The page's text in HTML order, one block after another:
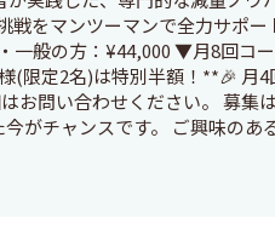
戦をマンツーマンで全力サポ
一般の方：¥44,000 ▼月8回コ
(限定2名)は特別半額！**🎉 月4
お問い合わせください。 募集
がチャンスです。 ご興味のあ